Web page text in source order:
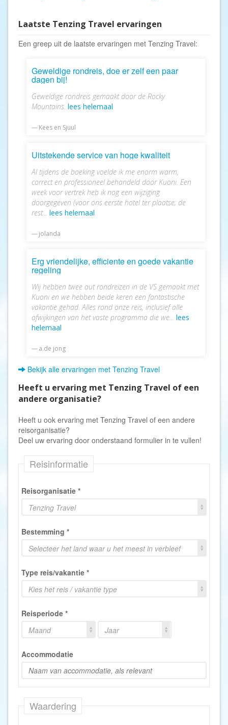
Laatste Tenzing Travel ervaringen
Een greep uit de laatste ervaringen met Tenzing Travel:
Geweldige rondreis, doe er zelf een paar
dagen bij!
Geweldige rondreis gemaakt door de Rocky
Mountains. lees helemaal
Kees en Sjuul
Uitstekende service van hoge kwaliteit
Al tijdens de boeking voelde ik me enorm warm,
correct en professioneel behandeld door Kuoni. Een
week voor vertrek heb ik nog een wijziging
doorgegeven (voor ons eerste hotel ter plaatse; de
rest...
lees helemaal
jolanda
Erg vriendelijke, efficiente en goede vakantie
regeling
Wij hebben twee aut rondreizen in de VS gemaakt met
Kuoni en we hebben beide keren een fantastische
vakantie gehad. Alles rond onze reis, inclusief alle
afwijkingen van het vaste programma die we...
lees
helemaal
a.de jong
Bekijk alle ervaringen met Tenzing Travel
Heeft u ervaring met Tenzing Travel of een
andere organisatie?
Heeft u ook ervaring met Tenzing Travel of een andere
reisorganisatie?
Deel uw ervaring door onderstaand formulier in te vullen!
Reisinformatie
Reisorganisatie *
Tenzing Travel
Bestemming *
Selecteer het land waar u het meest in verbleef
Type reis/vakantie *
Kies het reis / vakantie type
Reisperiode *
Maand
Jaar
Accommodatie
Waardering